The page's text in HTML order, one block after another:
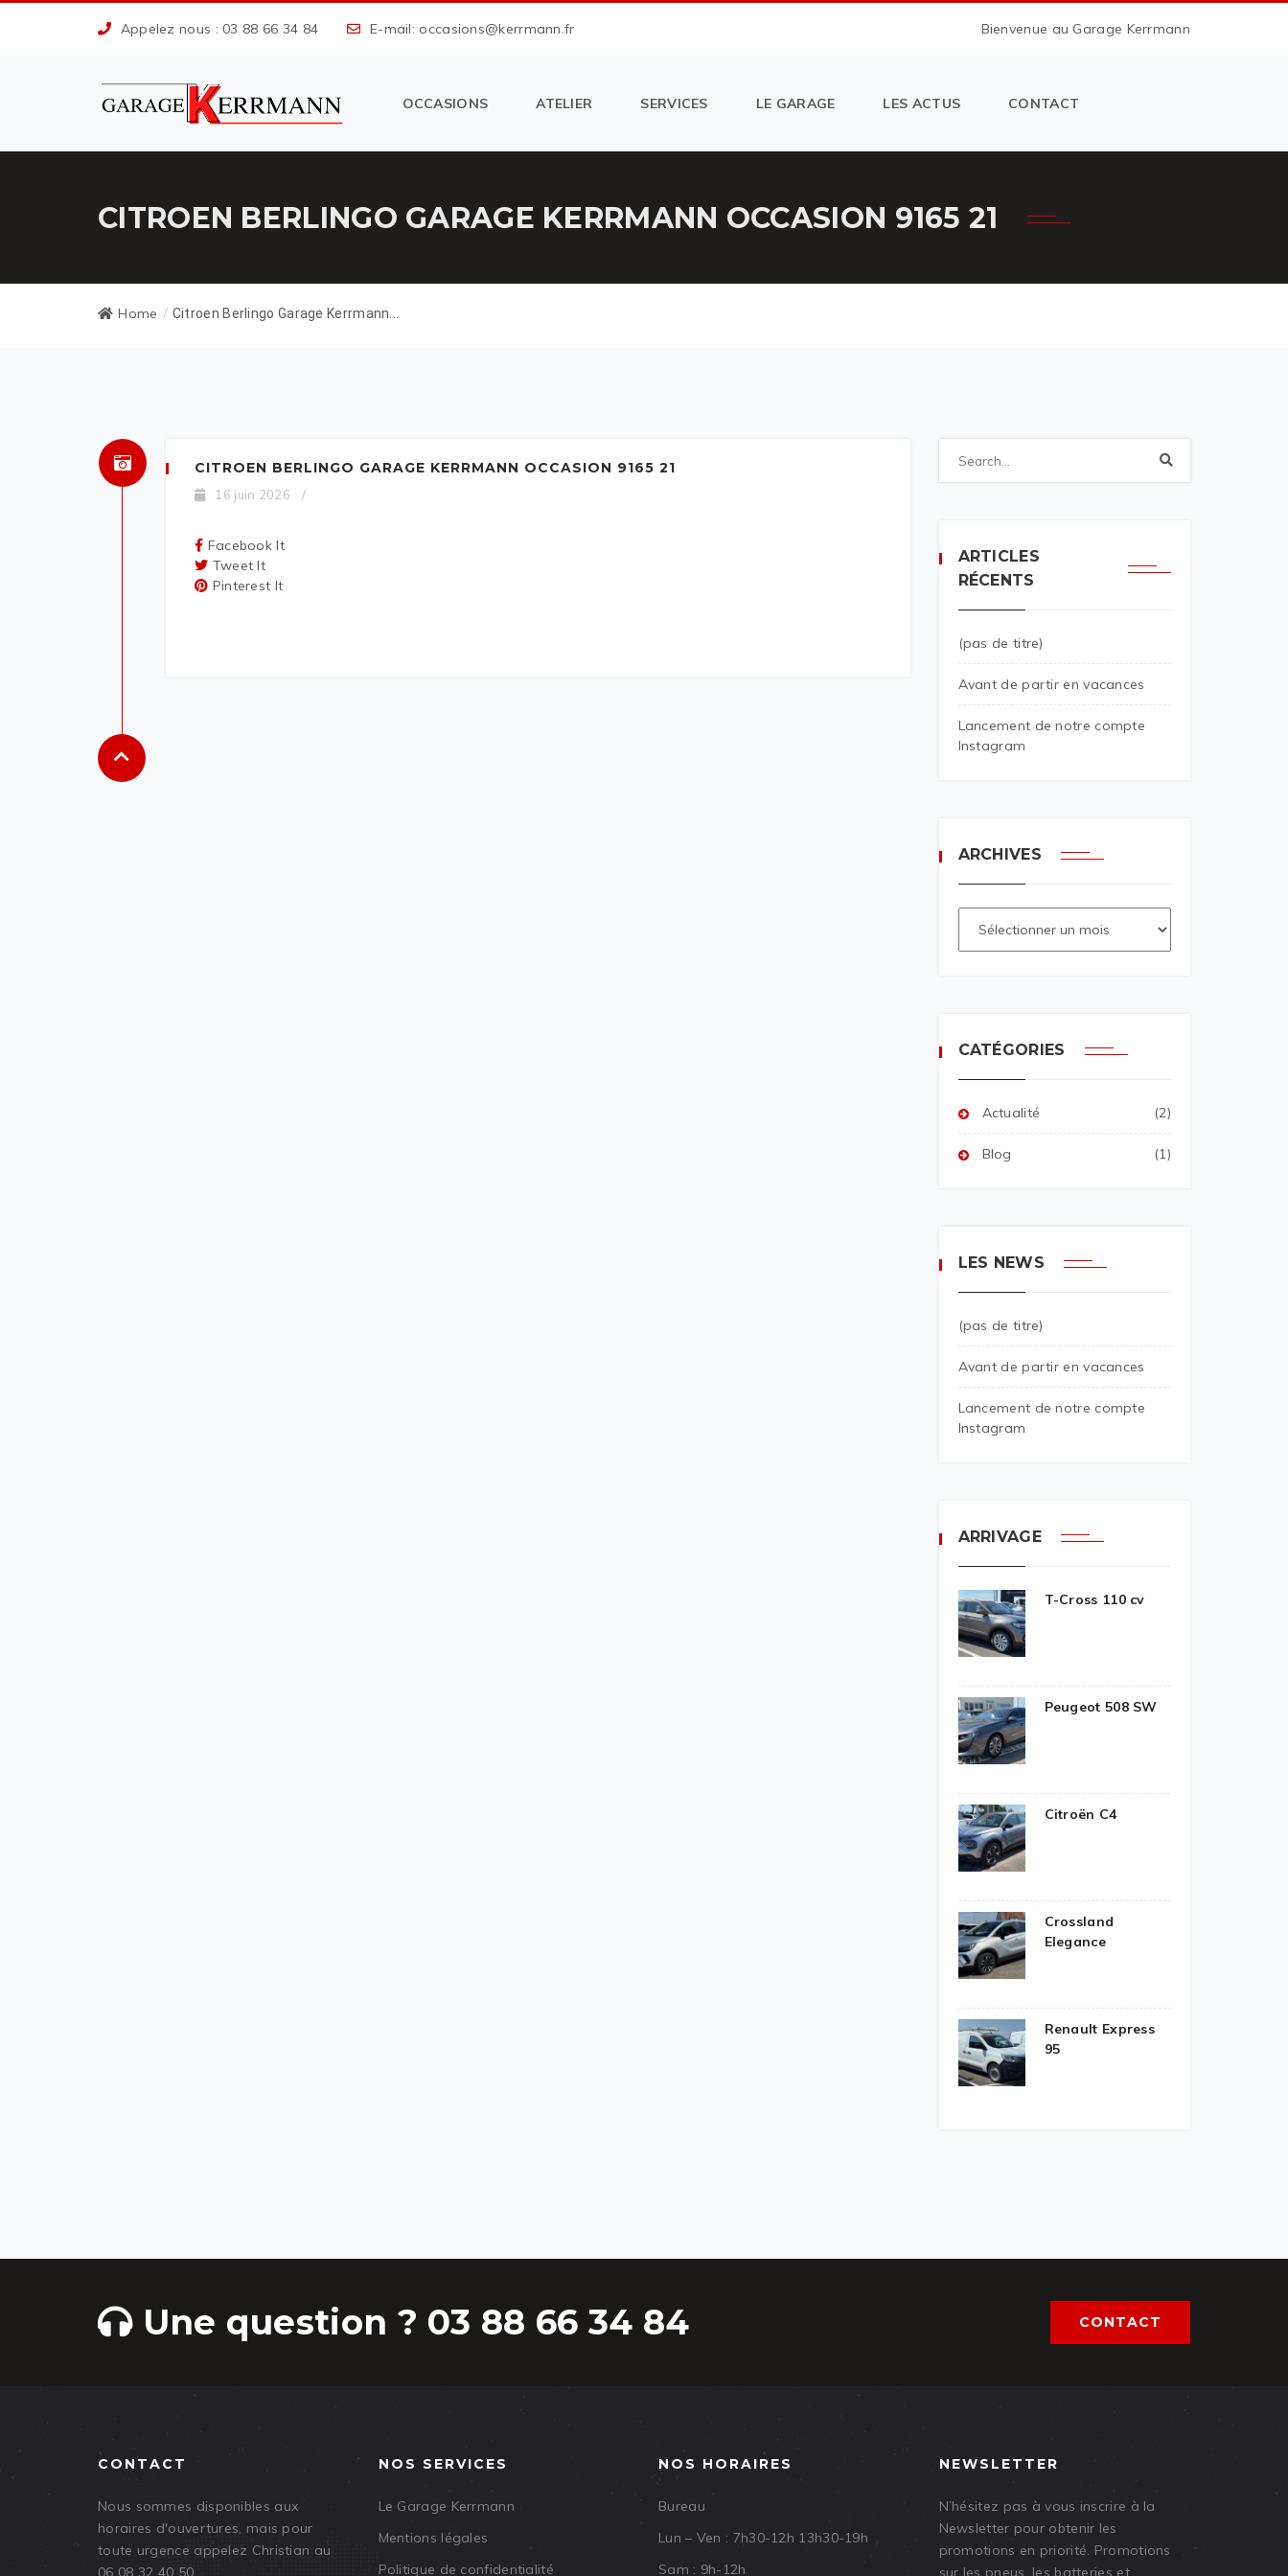
Appelez nous : 03 88 66 34 84 E-mail: occasions@kerrmann.fr Bienvenue au Garage Kerrmann
OCCASIONS ATELIER SERVICES LE GARAGE LES ACTUS CONTACT
CITROEN BERLINGO GARAGE KERRMANN OCCASION 9165 21
Home / Citroen Berlingo Garage Kerrmann...
CITROEN BERLINGO GARAGE KERRMANN OCCASION 9165 21
16 juin 2026 /
Facebook It
Tweet It
Pinterest It
ARTICLES
RÉCENTS
(pas de titre)
Avant de partir en vacances
Lancement de notre compte
Instagram
ARCHIVES
CATÉGORIES
Actualité (2)
Blog (1)
LES NEWS
(pas de titre)
Avant de partir en vacances
Lancement de notre compte
Instagram
ARRIVAGE
T-Cross 110 cv
Peugeot 508 SW
Citroën C4
Crossland
Elegance
Renault Express
95
Une question ? 03 88 66 34 84 CONTACT
CONTACT
Nous sommes disponibles aux
horaires d'ouvertures, mais pour
toute urgence appelez Christian au
06 08 32 40 50
NOS SERVICES
Le Garage Kerrmann
Mentions légales
Politique de confidentialité
NOS HORAIRES
Bureau
Lun – Ven : 7h30-12h 13h30-19h
Sam : 9h-12h
NEWSLETTER
N’hésitez pas à vous inscrire à la
Newsletter pour obtenir les
promotions en priorité. Promotions
sur les pneus, les batteries et